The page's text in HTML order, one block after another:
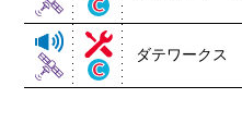
ダテワークス